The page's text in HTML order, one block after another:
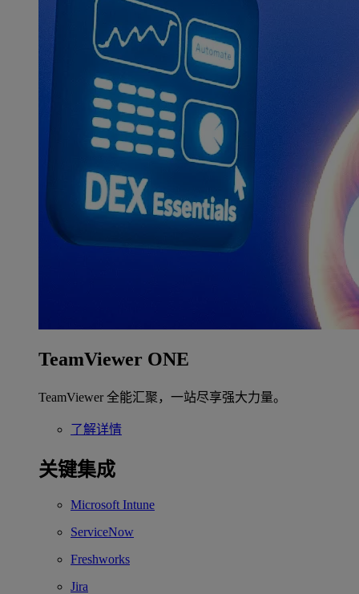
TeamViewer ONE
TeamViewer 全能汇聚，一站尽享强大力量。
了解详情
关键集成
Microsoft Intune
ServiceNow
Freshworks
Jira